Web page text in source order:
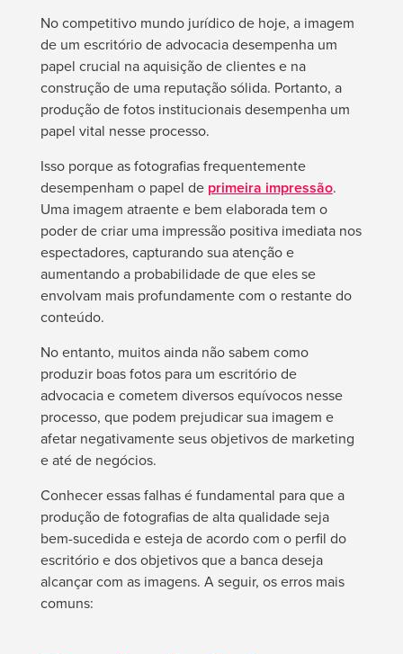
No competitivo mundo jurídico de hoje, a imagem
de um escritório de advocacia desempenha um
papel crucial na aquisição de clientes e na
construção de uma reputação sólida. Portanto, a
produção de fotos institucionais desempenha um
papel vital nesse processo.
Isso porque as fotografias frequentemente
desempenham o papel de primeira impressão.
Uma imagem atraente e bem elaborada tem o
poder de criar uma impressão positiva imediata nos
espectadores, capturando sua atenção e
aumentando a probabilidade de que eles se
envolvam mais profundamente com o restante do
conteúdo.
No entanto, muitos ainda não sabem como
produzir boas fotos para um escritório de
advocacia e cometem diversos equívocos nesse
processo, que podem prejudicar sua imagem e
afetar negativamente seus objetivos de marketing
e até de negócios.
Conhecer essas falhas é fundamental para que a
produção de fotografias de alta qualidade seja
bem-sucedida e esteja de acordo com o perfil do
escritório e dos objetivos que a banca deseja
alcançar com as imagens. A seguir, os erros mais
comuns: